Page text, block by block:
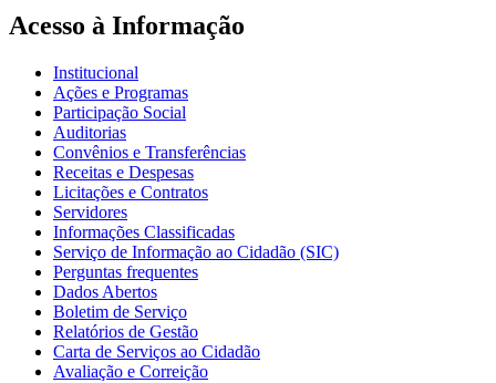
Acesso à Informação
Institucional
Ações e Programas
Participação Social
Auditorias
Convênios e Transferências
Receitas e Despesas
Licitações e Contratos
Servidores
Informações Classificadas
Serviço de Informação ao Cidadão (SIC)
Perguntas frequentes
Dados Abertos
Boletim de Serviço
Relatórios de Gestão
Carta de Serviços ao Cidadão
Avaliação e Correição